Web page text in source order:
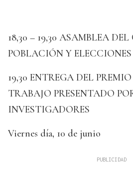
18,30 – 19,30 ASAMBLEA DEL
POBLACIÓN Y ELECCIONES
19,30 ENTREGA DEL
TRABAJO PRESENTADO
INVESTIGADORES
Viernes día, 10 de junio